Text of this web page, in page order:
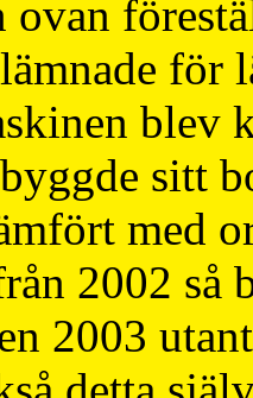
ovan
för
blev
sitt
med
2002 så
2003